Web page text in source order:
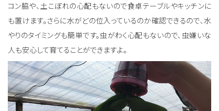
コン脇や、土こぼれの心配もないので食卓テーブルやキッチンに
も置けます。さらに水がどの位入っているのか確認できるので、水
やりのタイミングも簡単です。虫がわく心配もないので、虫嫌いな
人も安心して育てることができますよ。